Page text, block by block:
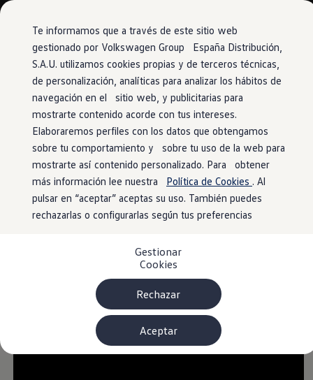
Te informamos que a través de este sitio web
gestionado por Volkswagen Group España Distribución,
S.A.U. utilizamos cookies propias y de terceros técnicas,
de personalización, analíticas para analizar los hábitos de
navegación en el sitio web, y publicitarias para
mostrarte contenido acorde con tus intereses.
Elaboraremos perfiles con los datos que obtengamos
sobre tu comportamiento y sobre tu uso de la web para
mostrarte así contenido personalizado. Para obtener
más información lee nuestra Política de Cookies . Al
pulsar en “aceptar” aceptas su uso. También puedes
rechazarlas o configurarlas según tus preferencias
Aceptar
Rechazar
Gestionar
Cookies
Ir
directamente
al contenido
Ir
directamente
al pie de
página
ComercialesConoce todos los modelos
Configura todos los modelos
Ver todos los modelos
Ver todos los modelos
Soluciones estandarizadas
Campers
Ofertas y stock
Ofertas para profesionales
Volkswagen nuevo en stock
Volkswagen de ocasión en stock
Ofertas para particulares
Volkswagen nuevo en stock
Volkswagen de ocasión
Eléctricos e híbridos
Simulador de autonomía
Simulador de carga
Ventajas para profesionales
Ventajas para particulares
Profesionales
My Leasing
Financiación Estándar
Financiación para Volkswagen de ocasión
Seguros
Volkswagen 4Business
Sistemas de asistencia al conductor
Tuayudante aplicado
Control de crucero adaptativo ACC 2.0 con función «Stop
and Go»1,2,3